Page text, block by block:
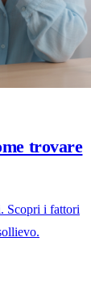
trovare
Scopri i fattori